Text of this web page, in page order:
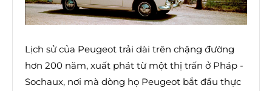
Lịch sử của Peugeot trải dài trên chặng đường
hơn 200 năm, xuất phát từ một thị trấn ở Pháp -
Sochaux, nơi mà dòng họ Peugeot bắt đầu thực